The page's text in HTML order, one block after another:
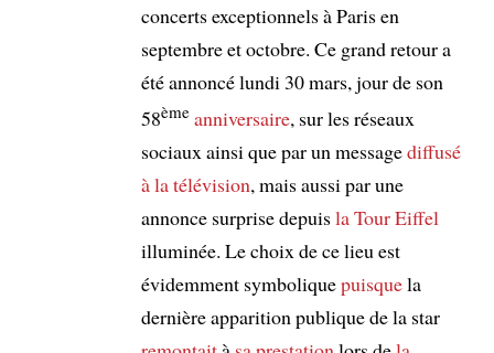
concerts exceptionnels à Paris en
septembre et octobre. Ce grand retour a
été annoncé lundi 30 mars, jour de son
58ème anniversaire, sur les réseaux
sociaux ainsi que par un messagediffusé
à la télévision, mais aussi par une
annonce surprise depuisla Tour Eiffel
illuminée. Le choix de ce lieu est
évidemment symboliquepuisquela
dernière apparition publique de la star